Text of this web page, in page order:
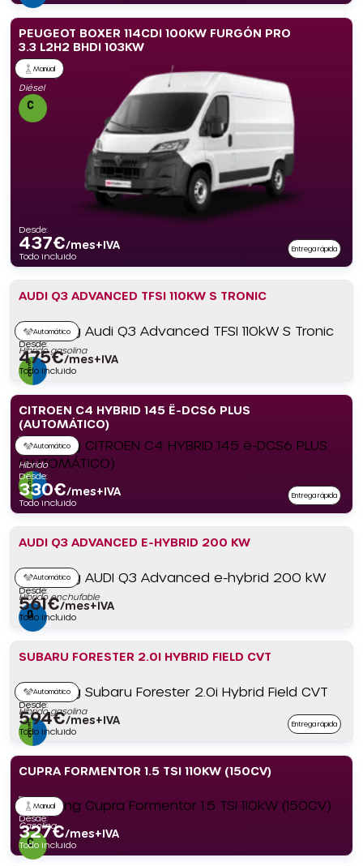
PEUGEOT BOXER 114CDI 100KW FURGÓN PRO
3.3 L2H2 BHDI 103KW
Manual
Diésel
Desde:
437€/mes+IVA
Todo incluido
Entrega rápida
AUDI Q3 ADVANCED TFSI 110KW S TRONIC
Automático
Híbrido gasolina
Desde:
475€/mes+IVA
Todo incluido
CITROEN C4 HYBRID 145 Ë-DCS6 PLUS
(AUTOMÁTICO)
Automático
Híbrido
Desde:
330€/mes+IVA
Todo incluido
Entrega rápida
AUDI Q3 ADVANCED E-HYBRID 200 KW
Automático
Híbrido enchufable
Desde:
561€/mes+IVA
Todo incluido
SUBARU FORESTER 2.0I HYBRID FIELD CVT
Automático
Híbrido gasolina
Desde:
594€/mes+IVA
Todo incluido
Entrega rápida
CUPRA FORMENTOR 1.5 TSI 110KW (150CV)
Manual
Gasolina
Desde:
327€/mes+IVA
Todo incluido